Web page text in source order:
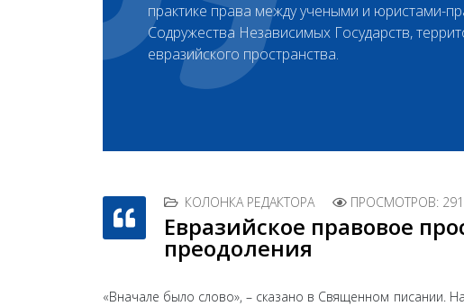
практике права между учеными и юристами-
Содружества Независимых Государств,
евразийского пространства.
КОЛОНКА РЕДАКТОРА ПРОСМОТРОВ:
Евразийское правовое
преодоления
«Вначале было слово», – сказано в Священном писании.